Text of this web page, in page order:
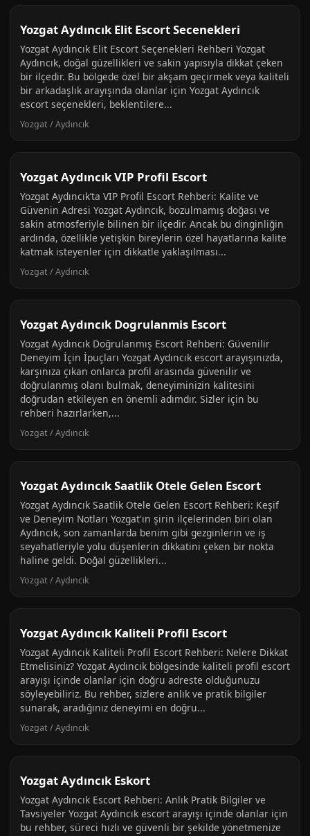
Yozgat Aydıncık Elit Escort Secenekleri
Yozgat Aydıncık Elit Escort Seçenekleri Rehberi Yozgat
Aydıncık, doğal güzellikleri ve sakin yapısıyla dikkat çeken
bir ilçedir. Bu bölgede özel bir akşam geçirmek veya kaliteli
bir arkadaşlık arayışında olanlar için Yozgat Aydıncık
escort seçenekleri, beklentilere...
Yozgat / Aydıncık
Yozgat Aydıncık VIP Profil Escort
Yozgat Aydıncık’ta VIP Profil Escort Rehberi: Kalite ve
Güvenin Adresi Yozgat Aydıncık, bozulmamış doğası ve
sakin atmosferiyle bilinen bir ilçedir. Ancak bu dinginliğin
ardında, özellikle yetişkin bireylerin özel hayatlarına kalite
katmak isteyenler için dikkatle yaklaşılması...
Yozgat / Aydıncık
Yozgat Aydıncık Dogrulanmis Escort
Yozgat Aydıncık Doğrulanmış Escort Rehberi: Güvenilir
Deneyim İçin İpuçları Yozgat Aydıncık escort arayışınızda,
karşınıza çıkan onlarca profil arasında güvenilir ve
doğrulanmış olanı bulmak, deneyiminizin kalitesini
doğrudan etkileyen en önemli adımdır. Sizler için bu
rehberi hazırlarken,...
Yozgat / Aydıncık
Yozgat Aydıncık Saatlik Otele Gelen Escort
Yozgat Aydıncık Saatlik Otele Gelen Escort Rehberi: Keşif
ve Deneyim Notları Yozgat'ın şirin ilçelerinden biri olan
Aydıncık, son zamanlarda benim gibi gezginlerin ve iş
seyahatleriyle yolu düşenlerin dikkatini çeken bir nokta
haline geldi. Doğal güzellikleri...
Yozgat / Aydıncık
Yozgat Aydıncık Kaliteli Profil Escort
Yozgat Aydıncık Kaliteli Profil Escort Rehberi: Nelere Dikkat
Etmelisiniz? Yozgat Aydıncık bölgesinde kaliteli profil escort
arayışı içinde olanlar için doğru adreste olduğunuzu
söyleyebiliriz. Bu rehber, sizlere anlık ve pratik bilgiler
sunarak, aradığınız deneyimi en doğru...
Yozgat / Aydıncık
Yozgat Aydıncık Eskort
Yozgat Aydıncık Escort Rehberi: Anlık Pratik Bilgiler ve
Tavsiyeler Yozgat Aydıncık escort arayışı içinde olanlar için
bu rehber, süreci hızlı ve güvenli bir şekilde yönetmenize